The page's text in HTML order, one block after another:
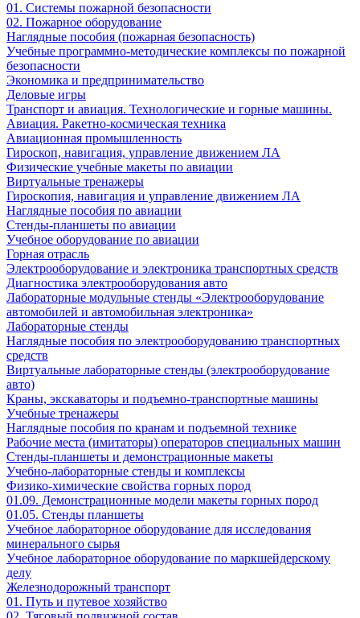
01. Системы пожарной безопасности
02. Пожарное оборудование
Наглядные пособия (пожарная безопасность)
Учебные программно-методические комплексы по пожарной
безопасности
Экономика и предпринимательство
Деловые игры
Транспорт и авиация. Технологические и горные машины.
Авиация. Ракетно-космическая техника
Авиационная промышленность
Гироскоп, навигация, управление движением ЛА
Физические учебные макеты по авиации
Виртуальные тренажеры
Гироскопия, навигация и управление движением ЛА
Наглядные пособия по авиации
Стенды-планшеты по авиации
Учебное оборудование по авиации
Горная отрасль
Электрооборудование и электроника транспортных средств
Диагностика электрооборудования авто
Лабораторные модульные стенды «Электрооборудование
автомобилей и автомобильная электроника»
Лабораторные стенды
Наглядные пособия по электрооборудованию транспортных
средств
Виртуальные лабораторные стенды (электрооборудование
авто)
Краны, экскаваторы и подъемно-транспортные машины
Учебные тренажеры
Наглядные пособия по кранам и подъемной технике
Рабочие места (имитаторы) операторов специальных машин
Стенды-планшеты и демонстрационные макеты
Учебно-лабораторные стенды и комплексы
Физико-химические свойства горных пород
01.09. Демонстрационные модели макеты горных пород
01.05. Стенды планшеты
Учебное лабораторное оборудование для исследования
минерального сырья
Учебное лабораторное оборудование по маркшейдерскому
делу
Железнодорожный транспорт
01. Путь и путевое хозяйство